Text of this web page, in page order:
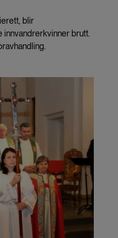
blir
brutt.